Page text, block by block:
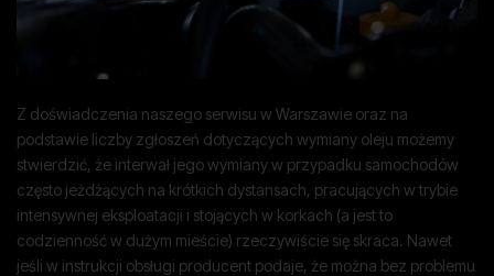
Z doświadczenia naszego serwisu w Warszawie oraz na
podstawie liczby zgłoszeń dotyczących wymiany oleju możemy
stwierdzić, że interwał jego wymiany w przypadku samochodów
często jeżdżących na krótkich dystansach, pracujących w trybie
intensywnej eksploatacji i stojących w korkach (a jest to
codzienność w dużym mieście) rzeczywiście się skraca. Nawet
jeśli w instrukcji obsługi producent podaje, że można bez problemu